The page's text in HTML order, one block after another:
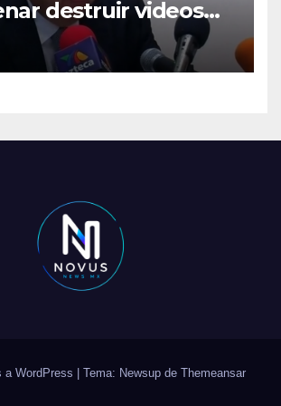
destruir videos
caso Ayotzinapa
a WordPress Tema: Newsup de Themeansar